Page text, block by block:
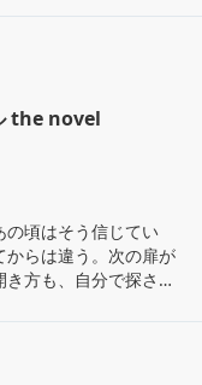
れなかった気持ち。
苦みに変わり、今に
折り合いをつけられ
ない。無数の分岐の上
然に近いもの。』
the novel
の頃はそう信じてい
からは違う。次の扉が
方も、自分で探さな